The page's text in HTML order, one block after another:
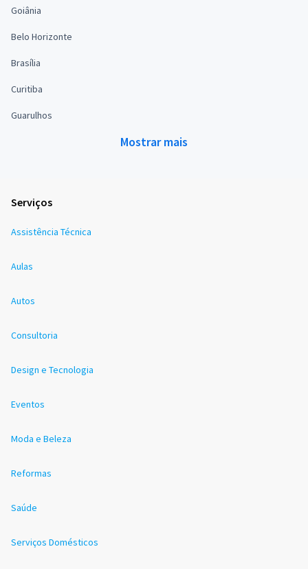
Goiânia
Belo Horizonte
Brasília
Curitiba
Guarulhos
Mostrar mais
Serviços
Assistência Técnica
Aulas
Autos
Consultoria
Design e Tecnologia
Eventos
Moda e Beleza
Reformas
Saúde
Serviços Domésticos